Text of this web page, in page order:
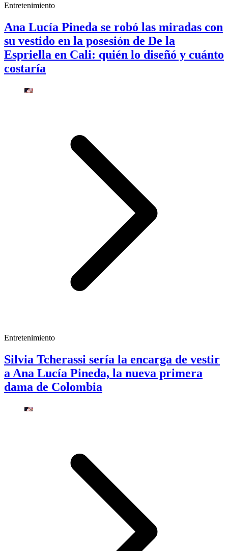
Entretenimiento
Ana Lucía Pineda se robó las miradas con
su vestido en la posesión de De la
Espriella en Cali: quién lo diseñó y cuánto
costaría
Entretenimiento
Silvia Tcherassi sería la encarga de vestir
a Ana Lucía Pineda, la nueva primera
dama de Colombia